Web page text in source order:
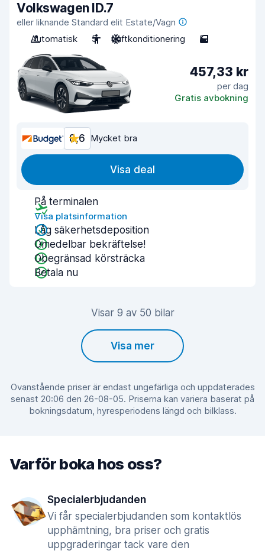
Volkswagen ID.7
eller liknande Standard elit Estate/Vagn
Automatisk
5 Luftkonditionering 5
457,33 kr
per dag
Gratis avbokning
8,6 Mycket bra
Visa deal
På terminalen
Visa platsinformation
Låg säkerhetsdeposition
Omedelbar bekräftelse!
Obegränsad körsträcka
Betala nu
Visar 9 av 50 bilar
Visa mer
Ovanstående priser är endast ungefärliga och uppdaterades
senast 20:06 den 26-08-05. Priserna kan variera baserat på
bokningsdatum, hyresperiodens längd och bilklass.
Varför boka hos oss?
Specialerbjudanden
Vi får specialerbjudanden som kontaktlös
upphämtning, bra priser och gratis
uppgraderingar tack vare den